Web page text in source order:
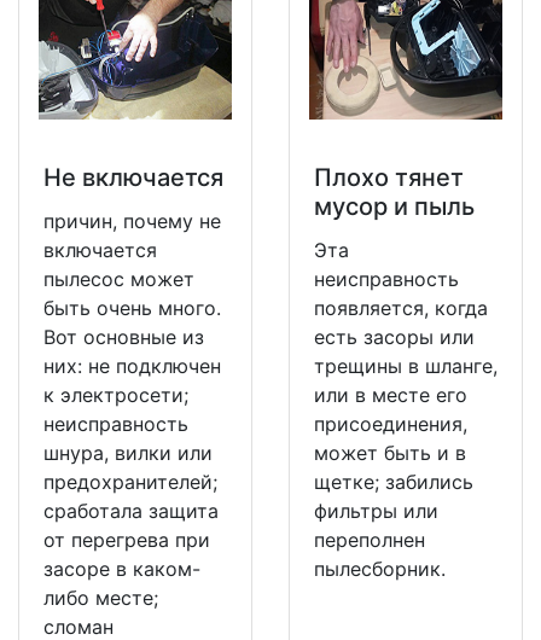
Не включается
причин, почему не
включается
пылесос может
быть очень много.
Вот основные из
них: не подключен
к электросети;
неисправность
шнура, вилки или
предохранителей;
сработала защита
от перегрева при
засоре в каком-
либо месте;
сломан
Плохо тянет
мусор и пыль
Эта
неисправность
появляется, когда
есть засоры или
трещины в шланге,
или в месте его
присоединения,
может быть и в
щетке; забились
фильтры или
переполнен
пылесборник.